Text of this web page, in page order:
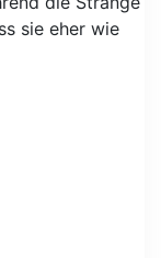
sie eher wie